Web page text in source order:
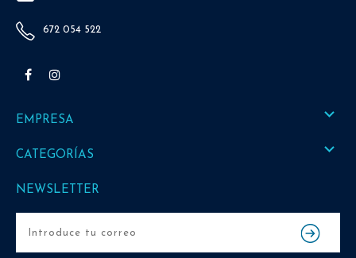
672 054 522
Facebook
EMPRESA 
CATEGORÍAS 
NEWSLETTER